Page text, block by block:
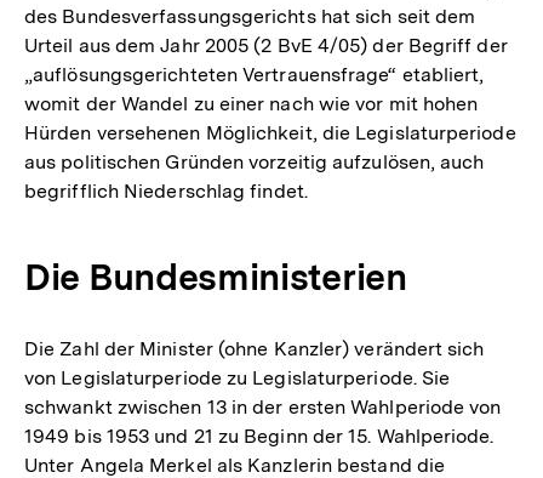
des Bundesverfassungsgerichts hat sich seit dem
Urteil aus dem Jahr 2005 (2 BvE 4/05) der Begriff der
„auflösungsgerichteten Vertrauensfrage“ etabliert,
womit der Wandel zu einer nach wie vor mit hohen
Hürden versehenen Möglichkeit, die Legislaturperiode
aus politischen Gründen vorzeitig aufzulösen, auch
begrifflich Niederschlag findet.
Die Bundesministerien
Die Zahl der Minister (ohne Kanzler) verändert sich
von Legislaturperiode zu Legislaturperiode. Sie
schwankt zwischen 13 in der ersten Wahlperiode von
1949 bis 1953 und 21 zu Beginn der 15. Wahlperiode.
Unter Angela Merkel als Kanzlerin bestand die